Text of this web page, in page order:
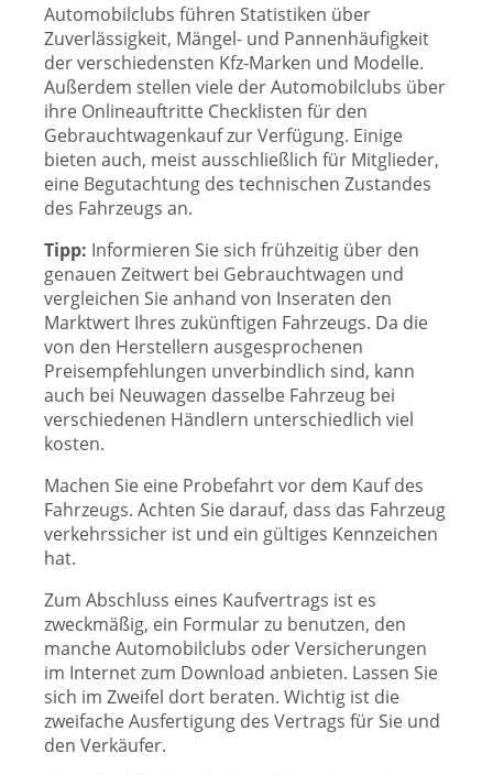
Automobilclubs führen Statistiken über
Zuverlässigkeit, Mängel- und Pannenhäufigkeit
der verschiedensten Kfz-Marken und Modelle.
Außerdem stellen viele der Automobilclubs über
ihre Onlineauftritte Checklisten für den
Gebrauchtwagenkauf zur Verfügung. Einige
bieten auch, meist ausschließlich für Mitglieder,
eine Begutachtung des technischen Zustandes
des Fahrzeugs an.
Tipp: Informieren Sie sich frühzeitig über den
genauen Zeitwert bei Gebrauchtwagen und
vergleichen Sie anhand von Inseraten den
Marktwert Ihres zukünftigen Fahrzeugs. Da die
von den Herstellern ausgesprochenen
Preisempfehlungen unverbindlich sind, kann
auch bei Neuwagen dasselbe Fahrzeug bei
verschiedenen Händlern unterschiedlich viel
kosten.
Machen Sie eine Probefahrt vor dem Kauf des
Fahrzeugs. Achten Sie darauf, dass das Fahrzeug
verkehrssicher ist und ein gültiges Kennzeichen
hat.
Zum Abschluss eines Kaufvertrags ist es
zweckmäßig, ein Formular zu benutzen, den
manche Automobilclubs oder Versicherungen
im Internet zum Download anbieten. Lassen Sie
sich im Zweifel dort beraten. Wichtig ist die
zweifache Ausfertigung des Vertrags für Sie und
den Verkäufer.